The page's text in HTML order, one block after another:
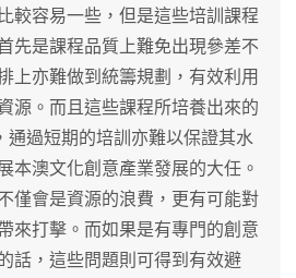
較容易一些，但是這些培訓課程
先是課程品質上難免出現參差不
上亦難做到統籌規劃，有效利用
源。而且這些課程所培養出來的
通過短期的培訓亦難以保證其水
本澳文化創意產業發展的大任。
僅會是資源的浪費，更有可能對
來打擊。而如果是有專門的創意
話，這些問題則可得到有效避